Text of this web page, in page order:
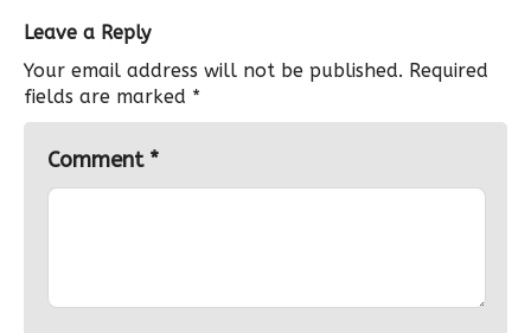
Leave a Reply
Your email address will not be published. Required
fields are marked *
Comment *